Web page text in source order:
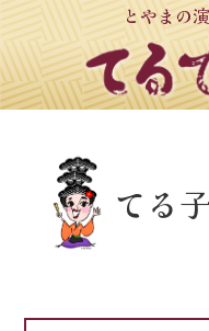
とやまの
てる